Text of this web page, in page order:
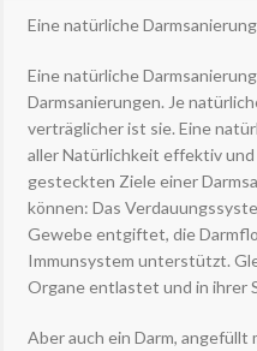
Eine natürliche Darmsanierung
Eine natürliche
Darmsanierungen. Je
verträglicher ist sie. Eine
aller Natürlichkeit effektiv
gesteckten Ziele einer
können: Das
Gewebe entgiftet, die
Immunsystem unterstützt.
Organe entlastet und in ihrer
Aber auch ein Darm, angefüllt